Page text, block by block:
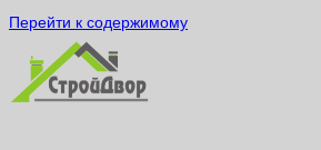
Перейти к содержимому